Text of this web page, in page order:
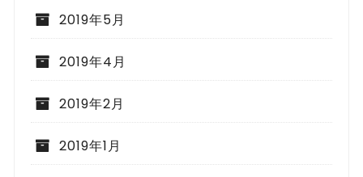
2019年5月
2019年4月
2019年2月
2019年1月